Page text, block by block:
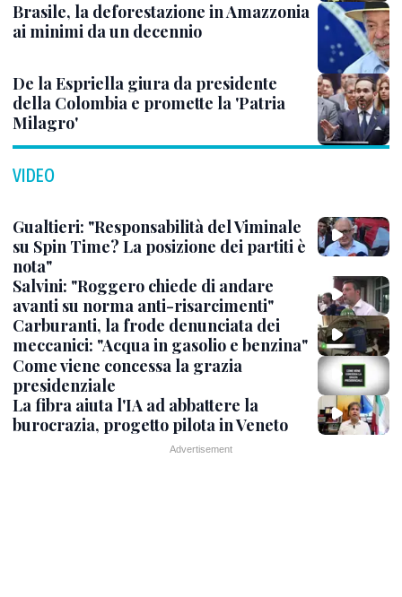
Brasile, la deforestazione in Amazzonia
ai minimi da un decennio
De la Espriella giura da presidente
della Colombia e promette la 'Patria
Milagro'
VIDEO
Gualtieri: "Responsabilità del Viminale
su Spin Time? La posizione dei partiti è
nota"
Salvini: "Roggero chiede di andare
avanti su norma anti-risarcimenti"
Carburanti, la frode denunciata dei
meccanici: "Acqua in gasolio e benzina"
Come viene concessa la grazia
presidenziale
La fibra aiuta l'IA ad abbattere la
burocrazia, progetto pilota in Veneto